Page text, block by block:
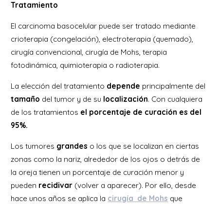
Tratamiento
El carcinoma basocelular puede ser tratado mediante
crioterapia (congelación), electroterapia (quemado),
cirugía convencional, cirugía de Mohs, terapia
fotodinámica, quimioterapia o radioterapia.
La elección del tratamiento depende principalmente del
tamaño del tumor y de su localización. Con cualquiera
de los tratamientos el porcentaje de curación es del
95%.
Los tumores grandes o los que se localizan en ciertas
zonas como la nariz, alrededor de los ojos o detrás de
la oreja tienen un porcentaje de curación menor y
pueden recidivar (volver a aparecer). Por ello, desde
hace unos años se aplica la cirugía de Mohs que